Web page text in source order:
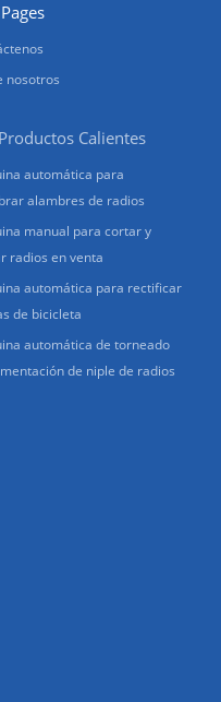
nosotros
Calientes
automática para
alambres de radios
manual para cortar y
radios en venta
automática para rectificar
de bicicleta
automática de torneado
de niple de radios